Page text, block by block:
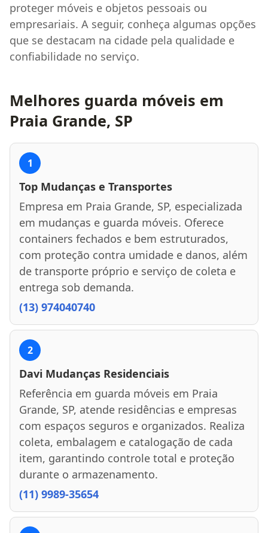
proteger móveis e objetos pessoais ou
empresariais. A seguir, conheça algumas opções
que se destacam na cidade pela qualidade e
confiabilidade no serviço.
Melhores guarda móveis em
Praia Grande, SP
1
Top Mudanças e Transportes
Empresa em Praia Grande, SP, especializada
em mudanças e guarda móveis. Oferece
containers fechados e bem estruturados,
com proteção contra umidade e danos, além
de transporte próprio e serviço de coleta e
entrega sob demanda.
(13) 974040740
2
Davi Mudanças Residenciais
Referência em guarda móveis em Praia
Grande, SP, atende residências e empresas
com espaços seguros e organizados. Realiza
coleta, embalagem e catalogação de cada
item, garantindo controle total e proteção
durante o armazenamento.
(11) 9989-35654